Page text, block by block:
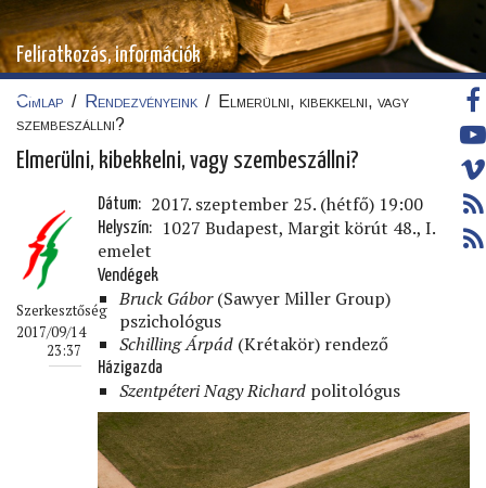
Feliratkozás, információk
Címlap / Rendezvényeink /
Elmerülni, kibekkelni, vagy
szembeszállni?
Elmerülni, kibekkelni, vagy szembeszállni?
Szerkesztőség
2017/09/14
23:37
Dátum 2017. szeptember 25. (hétfő) 19:00
Helyszín
1027 Budapest, Margit körút 48., I.
emelet
Vendégek
Bruck Gábor(Sawyer Miller Group)
pszichológus
Schilling Árpád (Krétakör) rendező
Házigazda
Szentpéteri Nagy Richard politológus